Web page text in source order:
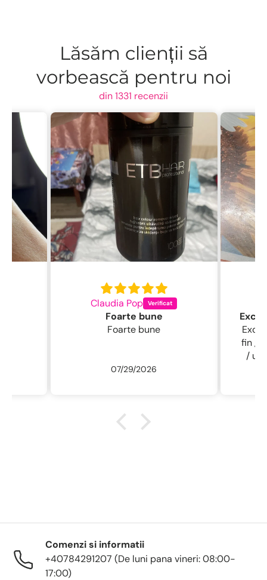
Lăsăm clienții să
vorbească pentru noi
din 1331 recenzii
Claudia Pop
Foarte bune
Foarte bune
07/29/2026
Excelentă
fin ,
/
Comenzi si informatii
+40784291207 (De luni pana vineri: 08:00-
17:00)